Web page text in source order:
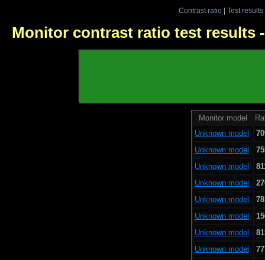
Contrast ratio| Test results
Monitor contrast ratio test results
Monitor model
Unknown model
Unknown model
Unknown model
Unknown model
Unknown model
Unknown model
Unknown model
Unknown model